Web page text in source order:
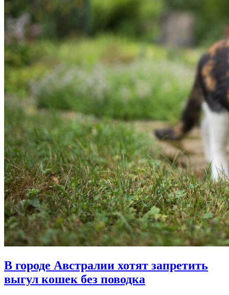
В городе Австралии хотят запретить
выгул кошек без поводка